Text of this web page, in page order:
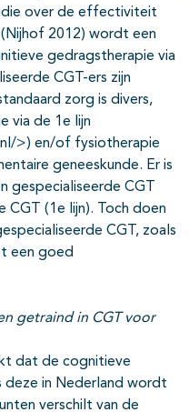
over de effectiviteit
2012) wordt een
gedragstherapie via
CGT-ers zijn
zorg is divers,
via de 1e lijn
>) en/of fysiotherapie
geneeskunde. Er is
gespecialiseerde CGT
CGT (1e lijn). Toch doen
CGT, zoals
een goed
getraind in CGT voor
dat de cognitieve
deze in Nederland wordt
verschilt van de